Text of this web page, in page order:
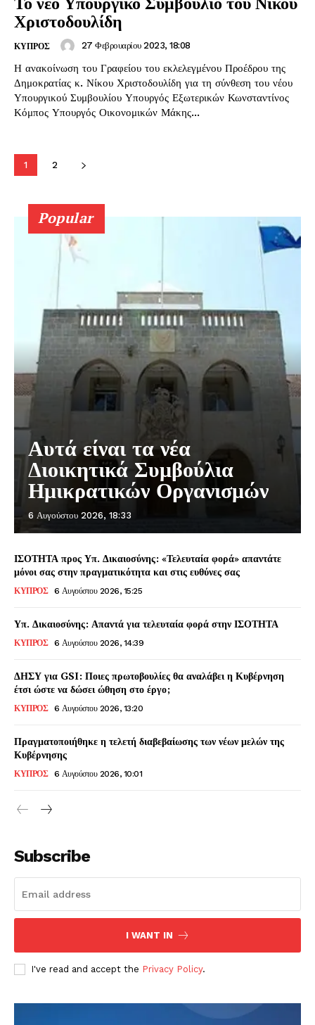
Χριστοδουλίδη
ΚΥΠΡΟΣ 27 Φεβρουαρίου 2023, 18:08
Η ανακοίνωση του Γραφείου του εκλελεγμένου Προέδρου της
Δημοκρατίας κ. Νίκου Χριστοδουλίδη για τη σύνθεση του νέου
Υπουργικού Συμβουλίου Υπουργός Εξωτερικών Κωνσταντίνος
Κόμπος Υπουργός Οικονομικών Μάκης...
1 2
Popular
Αυτά είναι τα νέα
Διοικητικά Συμβούλια
Ημικρατικών Οργανισμών
6 Αυγούστου 2026, 18:33
ΙΣΟΤΗΤΑ προς Υπ. Δικαιοσύνης: «Τελευταία φορά» απαντάτε
μόνοι σας στην πραγματικότητα και στις ευθύνες σας
ΚΥΠΡΟΣ 6 Αυγούστου 2026, 15:25
Υπ. Δικαιοσύνης: Απαντά για τελευταία φορά στην ΙΣΟΤΗΤΑ
ΚΥΠΡΟΣ 6 Αυγούστου 2026, 14:39
ΔΗΣΥ για GSI: Ποιες πρωτοβουλίες θα αναλάβει η Κυβέρνηση
έτσι ώστε να δώσει ώθηση στο έργο;
ΚΥΠΡΟΣ 6 Αυγούστου 2026, 13:20
Πραγματοποιήθηκε η τελετή διαβεβαίωσης των νέων μελών της
Κυβέρνησης
ΚΥΠΡΟΣ 6 Αυγούστου 2026, 10:01
Subscribe
I WANT IN
I've read and accept the Privacy Policy.